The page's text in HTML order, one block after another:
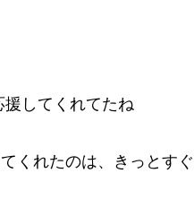
してくれてたね
くれたのは、きっとす